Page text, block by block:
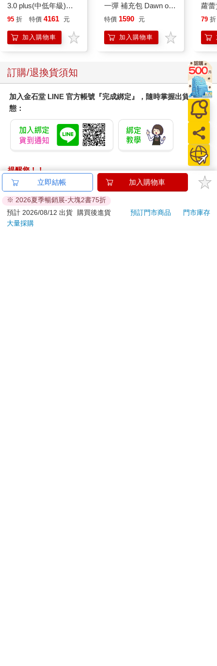
3.0 plus(中低年級)酷
黑 全新進化玩美上市
95 折 特價 4161 元
加入購物車
一彈 補充包 Dawn of
Palpagos（日文版一
特價 1590 元
加入購物車
蘿
79 折
訂購/退換貨須知
加入金石堂 LINE 官方帳號『完成綁定』，隨時掌握出貨動
態：
提醒您！！
金石堂及銀行均不會請您操作ATM! 如接獲電話要求您前往
ATM提款機，請不要聽從指示，以免受騙上當！
退換貨須知：
**提醒您，鑑賞期不等於試用期，退回商品須為全新狀態**
立即結帳 加入購物車
※ 2026夏季暢銷展-大塊2書75折
預計 2026/08/12 出貨
購買後進貨 預訂門市商品
門市庫存
大量採購